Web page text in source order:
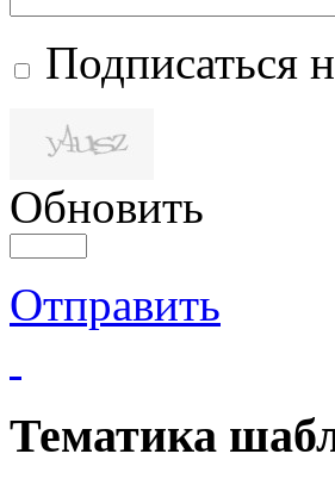
Подписаться
Обновить
Отправить
Тематика